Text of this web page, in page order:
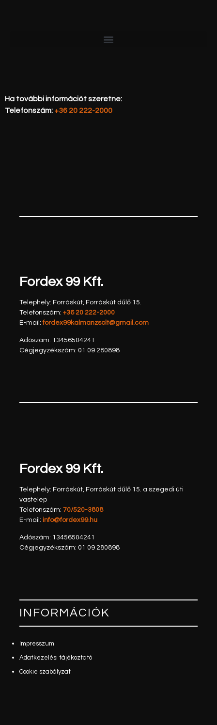
Ha további információt szeretne:
Telefonszám: +36 20 222-2000
Fordex 99 Kft.
Telephely: Forráskút, Forráskút dűlő 15.
Telefonszám: +36 20 222-2000
E-mail:fordex99kalmanzsolt@gmail.com
Adószám: 13456504241
Cégjegyzékszám: 01 09 280898
Fordex 99 Kft.
Telephely: Forráskút, Forráskút dűlő 15. a szegedi úti
vastelep
Telefonszám: 70/520-3808
E-mail: info@fordex99.hu
Adószám: 13456504241
Cégjegyzékszám: 01 09 280898
INFORMÁCIÓK
Impresszum
Adatkezelési tájékoztató
Cookie szabályzat